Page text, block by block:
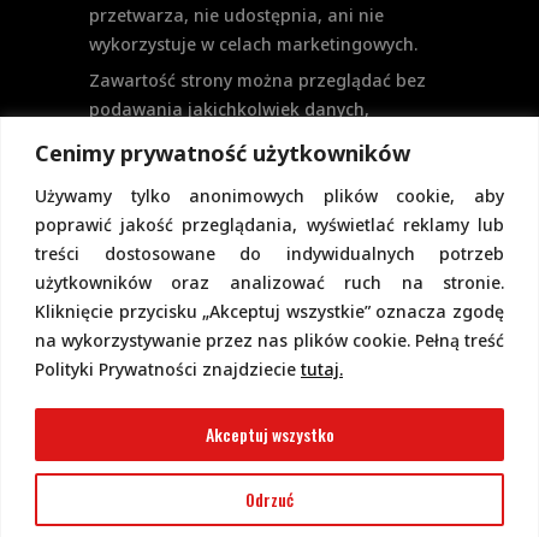
Cenimy prywatność użytkowników
Używamy tylko anonimowych plików cookie, aby
poprawić jakość przeglądania, wyświetlać reklamy lub
treści dostosowane do indywidualnych potrzeb
użytkowników oraz analizować ruch na stronie.
Kliknięcie przycisku „Akceptuj wszystkie” oznacza zgodę
na wykorzystywanie przez nas plików cookie. Pełną treść
Polityki Prywatności znajdziecie tutaj.
Odrzuć
Akceptuj wszystko
przetwarza, nie udostępnia, ani nie
wykorzystuje w celach marketingowych.
Zawartość strony można przeglądać bez
podawania jakichkolwiek danych,
logowanie. Aktualnie na stronie nie
przewiduje się formularzy kontaktowych
ani systemu komentarzy, co wiązałoby się
z udostępnianiem i przetwarzaniem
danych osobowych.
Pełną politykę prywatności znajdziecie
pod tym linkiem.
Polityka Cookies
2022 Copyright @ Piotr Górecki